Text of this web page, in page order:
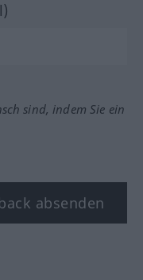
sind, indem Sie ein
absenden